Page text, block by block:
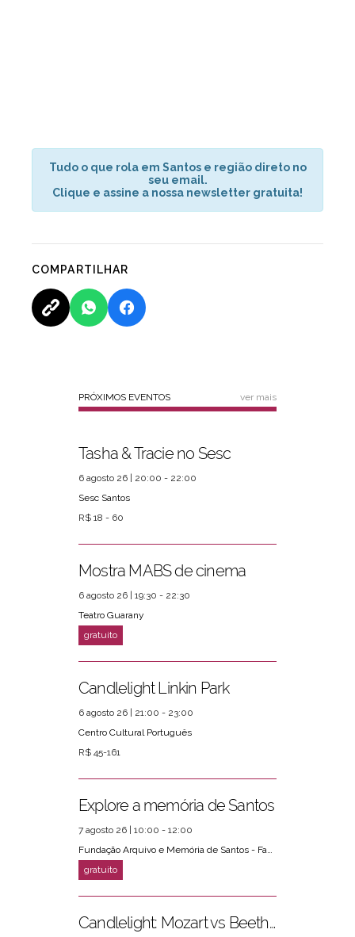
Tudo o que rola em Santos e região direto no
seu email.
Clique e assine a nossa newsletter gratuita!
COMPARTILHAR
PRÓXIMOS EVENTOS ver mais
Tasha & Tracie no Sesc
6 agosto 26 | 20:00 - 22:00
Sesc Santos
R$ 18 - 60
Mostra MABS de cinema
6 agosto 26 | 19:30 - 22:30
Teatro Guarany
Candlelight Linkin Park
6 agosto 26 | 21:00 - 23:00
Centro Cultural Português
R$ 45-161
Explore a memória de Santos
7 agosto 26 | 10:00 - 12:00
Fundação Arquivo e Memória de Santos - Fams
Candlelight: Mozart vs Beethoven